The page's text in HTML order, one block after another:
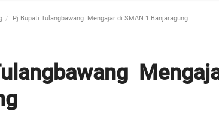
Pj Bupati Tulangbawang Mengajar di SMAN 1 Banjaragung